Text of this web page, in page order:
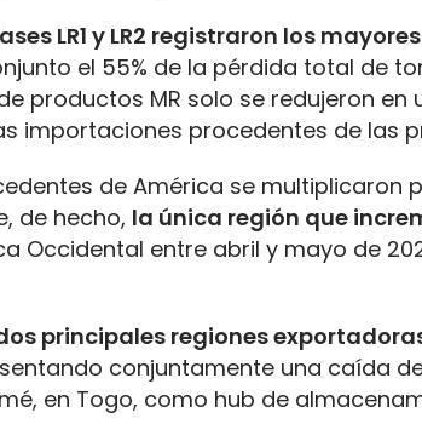
LR1 y LR2 registraron los
el 55% de la pérdida total de
productos MR solo se redujeron en
importaciones procedentes de las
de América se multiplicaron
de hecho, la única región que
Occidental entre abril y mayo de
principales regiones
conjuntamente una caída
en Togo, como hub de